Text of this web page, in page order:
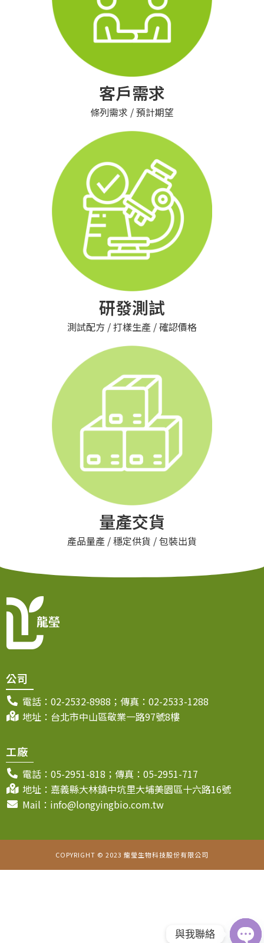
客戶需求
條列需求 / 預計期望
研發測試
測試配方 / 打樣生產 / 確認價格
量產交貨
產品量產 / 穩定供貨 / 包裝出貨
公司
電話：02-2532-8988；傳真：02-2533-1288
地址：台北市中山區敬業一路97號8樓
工廠
電話：05-2951-818；傳真：05-2951-717
地址：嘉義縣大林鎮中坑里大埔美園區十六路16號
Mail：info@longyingbio.com.tw
COPYRIGHT © 2023 龍瑩生物科技股份有限公司
與我聯絡